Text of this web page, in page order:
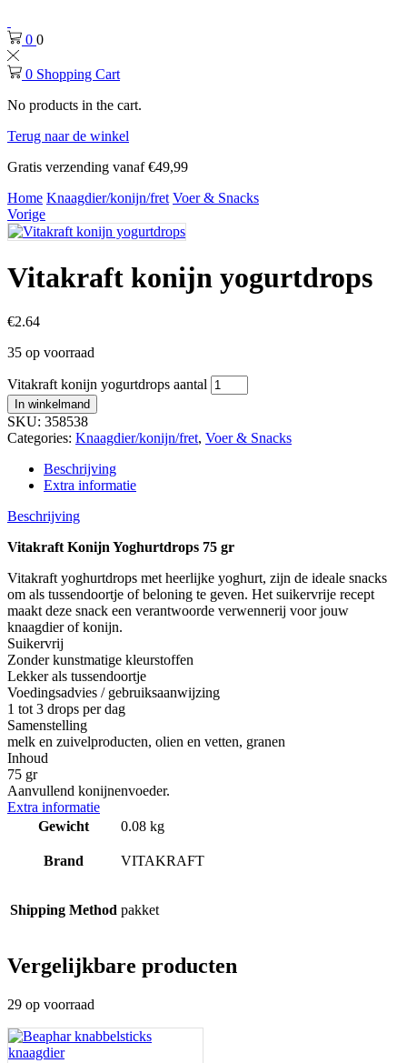
0 0
0 Shopping Cart
No products in the cart.
Terug naar de winkel
Gratis verzending vanaf €49,99
Home Knaagdier/konijn/fret Voer & Snacks
Vorige
Vitakraft konijn yogurtdrops
€2.64
35 op voorraad
Vitakraft konijn yogurtdrops aantal
In winkelmand
SKU: 358538
Categories: Knaagdier/konijn/fret, Voer & Snacks
Beschrijving
Extra informatie
Beschrijving
Vitakraft Konijn Yoghurtdrops 75 gr
Vitakraft yoghurtdrops met heerlijke yoghurt, zijn de ideale snacks
om als tussendoortje of beloning te geven. Het suikervrije recept
maakt deze snack een verantwoorde verwennerij voor jouw
knaagdier of konijn.
Suikervrij
Zonder kunstmatige kleurstoffen
Lekker als tussendoortje
Voedingsadvies / gebruiksaanwijzing
1 tot 3 drops per dag
Samenstelling
melk en zuivelproducten, olien en vetten, granen
Inhoud
75 gr
Aanvullend konijnenvoeder.
Extra informatie
Gewicht
0.08 kg
Brand VITAKRAFT
Shipping Method pakket
Vergelijkbare producten
29 op voorraad